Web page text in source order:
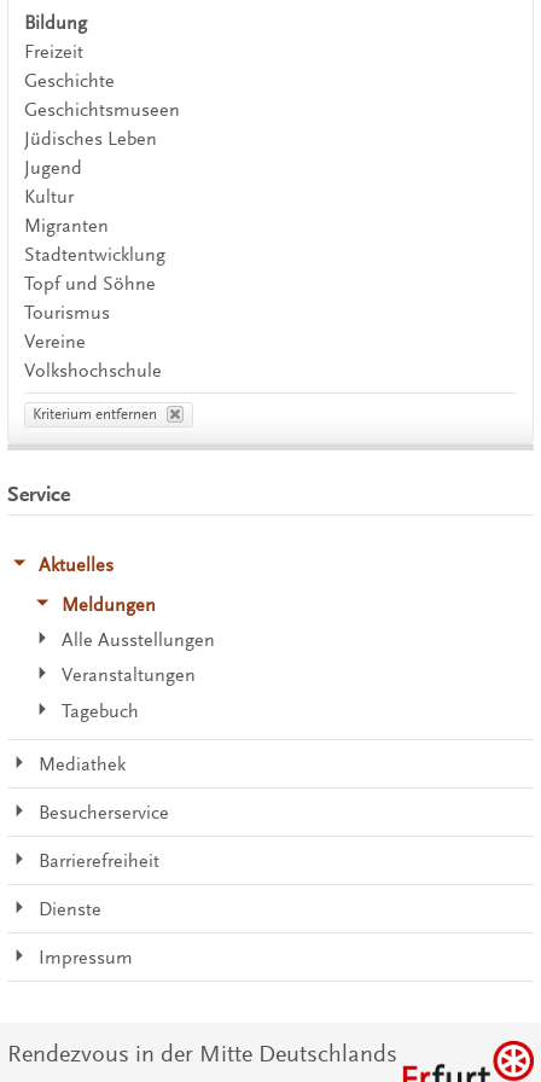
Bildung
Freizeit
Geschichte
Geschichtsmuseen
Jüdisches Leben
Jugend
Kultur
Migranten
Stadtentwicklung
Topf und Söhne
Tourismus
Vereine
Volkshochschule
Kriterium entfernen
Service
Aktuelles
Meldungen
Alle Ausstellungen
Veranstaltungen
Tagebuch
Mediathek
Besucherservice
Barrierefreiheit
Dienste
Impressum
Rendezvous in der Mitte Deutschlands